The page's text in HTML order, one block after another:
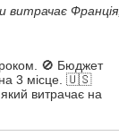
витрачає Франція,
🚫 Бюджет
на 3 місце. 🇺🇸
витрачає на